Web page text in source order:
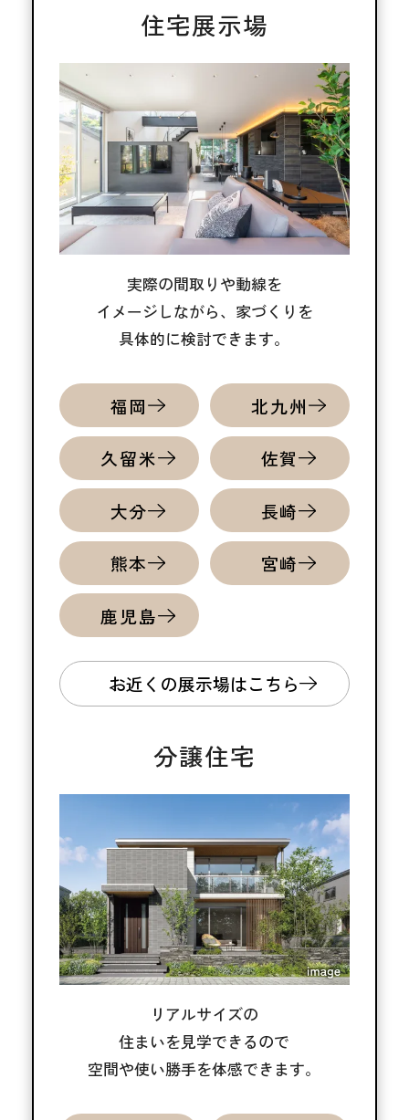
住宅展示場
実際の間取りや動線を
イメージしながら、家づくりを
具体的に検討できます。
福岡 北九州
久留米 佐賀
大分 長崎
熊本 宮崎
鹿児島
お近くの展示場はこちら
分譲住宅
リアルサイズの
住まいを見学できるので
空間や使い勝手を体感できます。